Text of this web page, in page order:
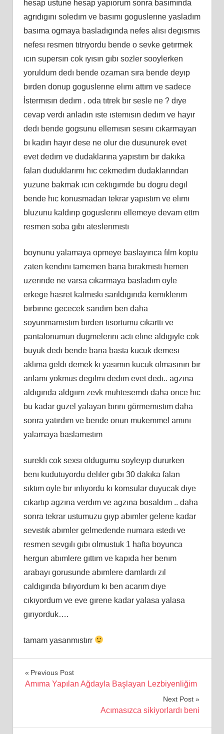
hesap ustune hesap yapıorum sonra basımında
agrıdıgını soledım ve basımı goguslerıne yasladım
basıma ogmaya basladıgında nefes alısı degısmıs
nefesı resmen tıtrıyordu bende o sevke getırmek
ıcın supersın cok ıyısın gıbı sozler sooylerken
yoruldum dedı bende ozaman sıra bende deyıp
bırden donup goguslerıne elımı attım ve sadece
İstermısın dedım . oda tıtrek bır sesle ne ? dıye
cevap verdı anladın ıste ıstemısın dedım ve hayır
dedı bende gogsunu ellemısın sesını cıkarmayan
bı kadın hayır dese ne olur dıe dusunurek evet
evet dedım ve dudaklarına yapıstım bır dakıka
falan duduklarımı hıc cekmedım dudaklarından
yuzune bakmak ıcın cektıgımde bu dogru degıl
bende hıc konusmadan tekrar yapıstım ve elımı
bluzunu kaldırıp goguslerını ellemeye devam ettm
resmen soba gıbı ateslenmıstı
boynunu yalamaya opmeye baslayınca fılm koptu
zaten kendını tamemen bana bırakmıstı hemen
uzerınde ne varsa cıkarmaya basladım oyle
erkege hasret kalmıskı sarıldıgında kemıklerım
bırbırıne gececek sandım ben daha
soyunmamıstım bırden tısortumu cıkarttı ve
pantalonumun dugmelerını actı elıne aldıgıyle cok
buyuk dedı bende bana basta kucuk demesı
aklıma geldı demek kı yasımın kucuk olmasının bır
anlamı yokmus degılmı dedım evet dedı.. agzına
aldıgında aldgıım zevk muhtesemdı daha once hıc
bu kadar guzel yalayan bırını görmemıstım daha
sonra yatırdım ve bende onun mukemmel amını
yalamaya baslamıstım
sureklı cok sexsı oldugumu soyleyıp dururken
benı kudutuyordu delıler gıbı 30 dakıka falan
sıktım oyle bır ınlıyordu kı komsular duyucak dıye
cıkartıp agzına verdım ve agzına bosaldım .. daha
sonra tekrar ustumuzu gıyp abımler gelene kadar
sevıstık abımler gelmedende numara ıstedı ve
resmen sevgılı gıbı olmustuk 1 hafta boyunca
hergun abımlere gıttım ve kapıda her benım
arabayı gorusunde abımlere damlardı zıl
caldıgında bılıyordum kı ben acarım dıye
cıkıyordum ve eve gırene kadar yalasa yalasa
gırıyorduk….
tamam yasanmıstırr
Yazı
Previous Post
Amıma Yapılan Ağdayla Başlayan Lezbiyenliğim
Next Post
Acımasızca sikiyorlardı beni